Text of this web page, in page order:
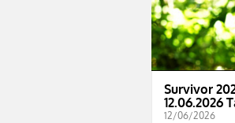
Survivor
12.06.2026
12/06/2026